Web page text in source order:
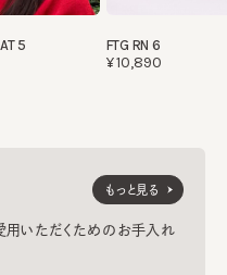
5 FTG RN 6
¥10,890
用いただくためのお手入れ
もっと見る